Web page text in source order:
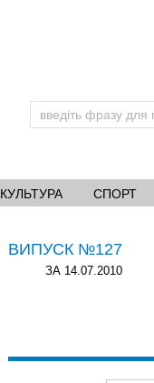
КУЛЬТУРА СПОРТ
ВИПУСК №127
ЗА 14.07.2010